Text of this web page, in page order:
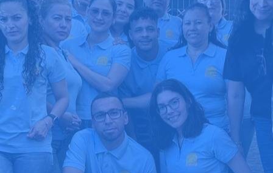
con nosotros – profesionales de
confianza que cuidan cada detalle
Pide tu presupuesto gratis
Llama hoy: 919 03 52 24